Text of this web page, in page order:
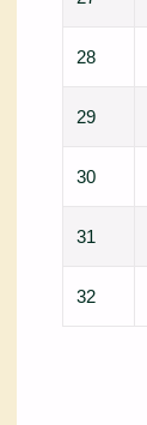
28
29
30
31
32